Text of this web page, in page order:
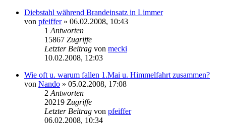
Diebstahl während Brandeinsatz in Limmer
von pfeiffer» 06.02.2008, 10:43
1 Antworten
15867 Zugriffe
Letzter Beitrag von mecki
10.02.2008, 12:03
Wie oft u. warum fallen 1.Mai u. Himmelfahrt zusammen?
von Nando » 05.02.2008, 17:08
2 Antworten
20219 Zugriffe
Letzter Beitrag von pfeiffer
06.02.2008, 10:34